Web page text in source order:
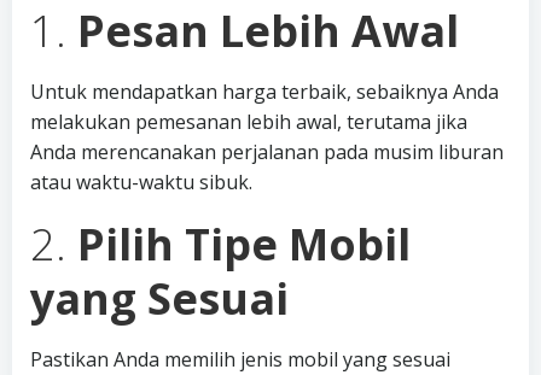
1. Pesan Lebih Awal
Untuk mendapatkan harga terbaik, sebaiknya Anda
melakukan pemesanan lebih awal, terutama jika
Anda merencanakan perjalanan pada musim liburan
atau waktu-waktu sibuk.
2. Pilih Tipe Mobil
yang Sesuai
Pastikan Anda memilih jenis mobil yang sesuai